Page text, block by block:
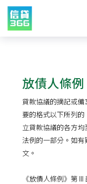
放債人條例
貸款協議的摘記或
要的格式以下所列
立貸款協議的各方
法例的一部分。如
文。
《放債人條例》第